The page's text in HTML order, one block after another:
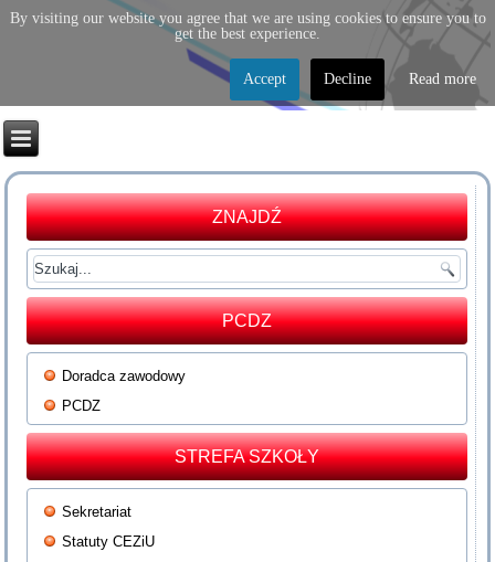
ZNAJDŹ
PCDZ
Doradca zawodowy
PCDZ
STREFA SZKOŁY
Sekretariat
Statuty CEZiU
By visiting our website you agree that we are using cookies to ensure you to
get the best experience.
Accept Decline Read more